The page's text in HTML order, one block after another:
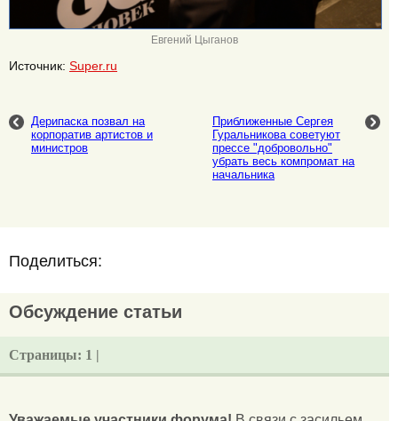
Евгений Цыганов
Источник: Super.ru
Дерипаска позвал на
корпоратив артистов и
министров
Приближенные Сергея
Гуральникова советуют
прессе "добровольно"
убрать весь компромат на
начальника
Поделиться:
Обсуждение статьи
Страницы: 1 |